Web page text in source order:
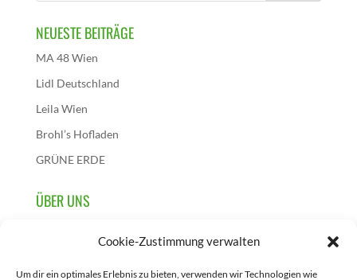
Cookie-Zustimmung verwalten
Um dir ein optimales Erlebnis zu bieten, verwenden wir Technologien wie
NEUESTE BEITRÄGE
MA 48 Wien
Lidl Deutschland
Leila Wien
Brohl’s Hofladen
GRÜNE ERDE
ÜBER UNS
Aktionstages und initiieren, sammeln und berichten über